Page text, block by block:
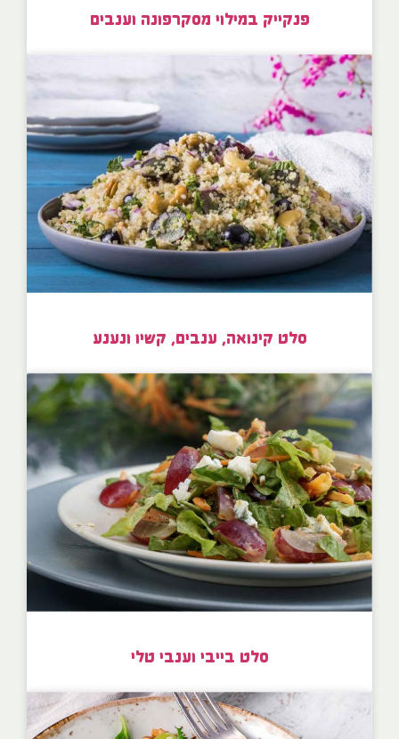
פנקייק במילוי מסקרפונה וענבים
סלט קינואה, ענבים, קשיו ונענע
סלט בייבי וענבי טלי